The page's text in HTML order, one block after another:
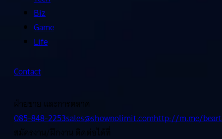
Biz
Game
Life
Contact
ฝ่ายขาย และการตลาด
085-848-2253sales@shownolimit.comhttp://m.me/
สมัครงาน/ฝึกงาน ติดต่อได้ที่